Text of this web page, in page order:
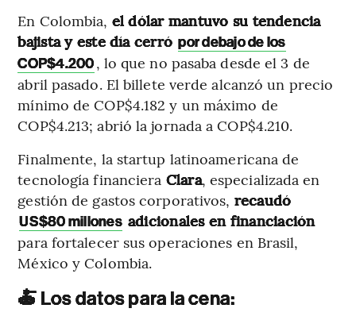
En Colombia, el dólar mantuvo su tendencia
bajista y este día cerró por debajo de los
COP$4.200, lo que no pasaba desde el 3 de
abril pasado. El billete verde alcanzó un precio
mínimo de COP$4.182 y un máximo de
COP$4.213; abrió la jornada a COP$4.210.
Finalmente, la startup latinoamericana de
tecnología financiera Clara, especializada en
gestión de gastos corporativos, recaudó
US$80 millones adicionales en financiación
para fortalecer sus operaciones en Brasil,
México y Colombia.
🍝 Los datos para la cena: